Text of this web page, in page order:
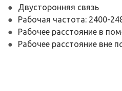
Двусторонняя связь
Рабочая частота: 2400-
Рабочее расстояние в
Рабочее расстояние вне